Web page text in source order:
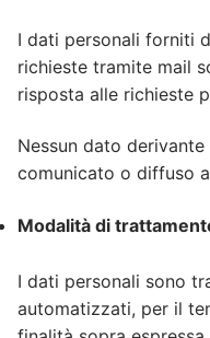
I dati personali forniti
richieste tramite mail
risposta alle richieste
Nessun dato
comunicato o diffuso
Modalità di
I dati personali sono
automatizzati, per il